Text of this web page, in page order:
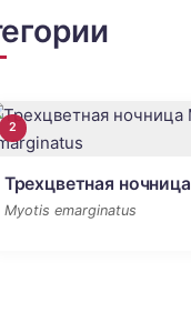
2
Трехцветная ночница
Myotis emarginatus